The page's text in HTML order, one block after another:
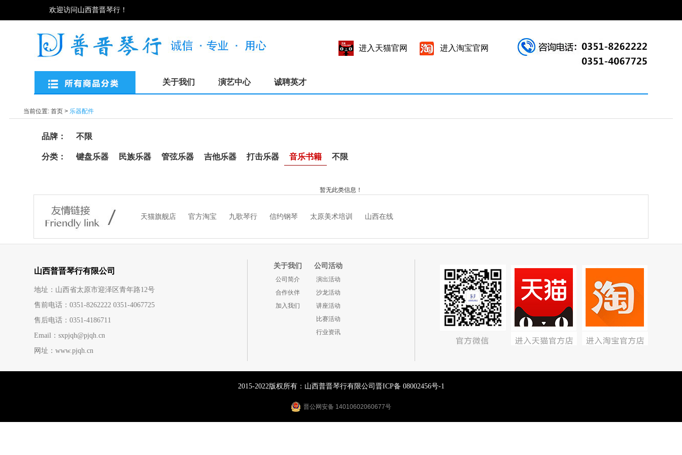
欢迎访问山西普晋琴行！
进入淘宝官网
进入天猫官网
关于我们 演艺中心 诚聘英才
当前位置: 首页 > 乐器配件
品牌： 不限
分类： 键盘乐器 民族乐器 管弦乐器 吉他乐器 打击乐器 音乐书籍 不限
暂无此类信息！
天猫旗舰店 官方淘宝 九歌琴行 信约钢琴 太原美术培训 山西在线
山西普晋琴行有限公司
地址：山西省太原市迎泽区青年路12号
售前电话：0351-8262222 0351-4067725
售后电话：0351-4186711
Email：sxpjqh@pjqh.cn
网址：www.pjqh.cn
关于我们
公司简介
合作伙伴
加入我们
公司活动
演出活动
沙龙活动
讲座活动
比赛活动
行业资讯
2015-2022版权所有：山西普晋琴行有限公司 晋ICP备 08002456号-1
晋公网安备 14010602060677号